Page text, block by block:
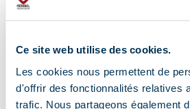
Ce site web utilise des cookies.
Les cookies nous permettent de
d'offrir des fonctionnalités relatives
trafic. Nous partageons également
qui correspond à vos besoins.
Espaces
Grâce au forfait MINI PASS, vos